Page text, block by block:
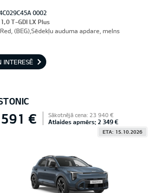
0002
T-GDI LX Plus
(BEG),Sēdekļu auduma apdare, melns
INTERESĒ
€ Sākotnējā cena: 23 940 €
Atlaides apmērs: 2 349 €
ETA: 15.10.2026